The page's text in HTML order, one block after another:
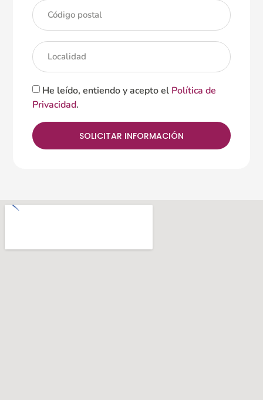
He leído, entiendo y acepto el Política de
Privacidad.
SOLICITAR INFORMACIÓN